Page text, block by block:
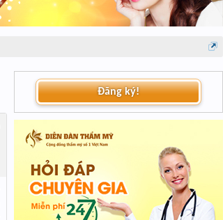
Đăng ký!